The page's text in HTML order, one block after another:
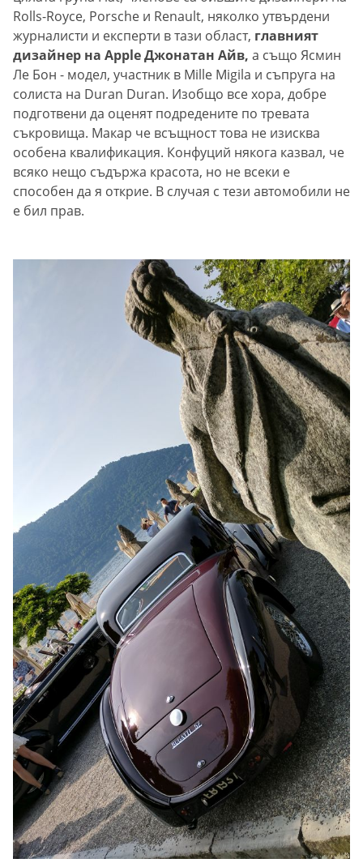
Rolls-Royce, Porsche и Renault, няколко утвърдени
журналисти и експерти в тази област, главният
дизайнер на Apple Джонатан Айв, а също Ясмин
Ле Бон - модел, участник в Mille Migila и съпруга на
солиста на Duran Duran. Изобщо все хора, добре
подготвени да оценят подредените по тревата
съкровища. Макар че всъщност това не изисква
особена квалификация. Конфуций някога казвал, че
всяко нещо съдържа красота, но не всеки е
способен да я открие. В случая с тези автомобили не
е бил прав.